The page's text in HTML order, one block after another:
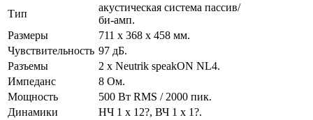
Тип
акустическая система пассив/
би-амп.
Размеры
711 x 368 x 458 мм.
Чувствительность 97 дБ.
Разъемы
2 x Neutrik speakON NL4.
Импеданс
8 Ом.
Мощность
500 Вт RMS / 2000 пик.
Динамики
НЧ 1 х 12?, ВЧ 1 x 1?.